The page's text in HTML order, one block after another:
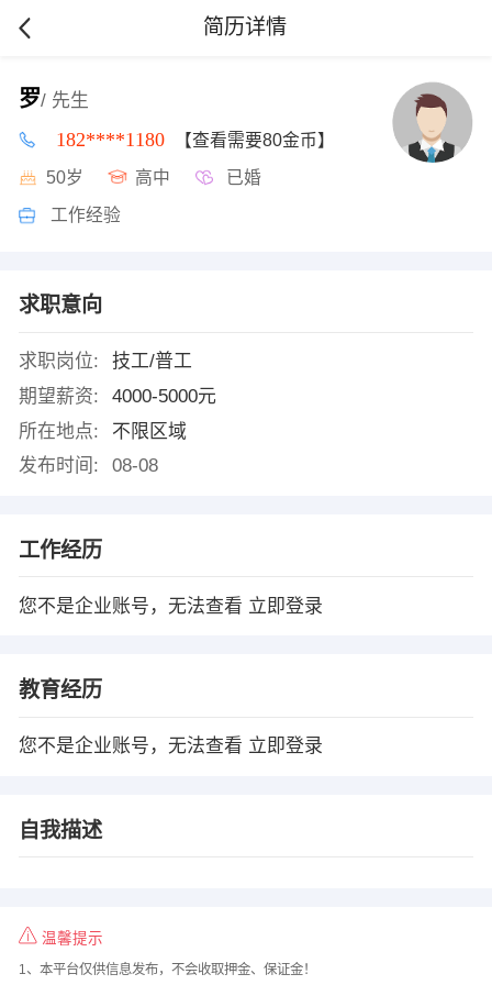
简历详情
罗/ 先生
182****1180 【查看需要80金币】
50岁 高中 已婚
工作经验
求职意向
求职岗位:
技工/普工
期望薪资:
4000-5000元
所在地点:
不限区域
发布时间:
08-08
工作经历
您不是企业账号，无法查看 立即登录
教育经历
您不是企业账号，无法查看 立即登录
自我描述
温馨提示
1、本平台仅供信息发布，不会收取押金、保证金！